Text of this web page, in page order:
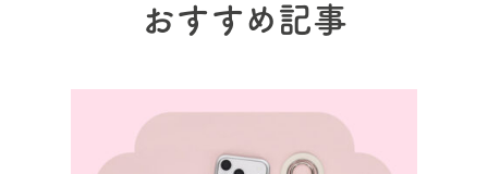
おすすめ記事